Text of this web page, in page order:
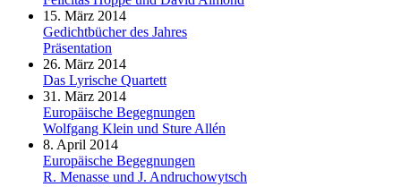
15. März 2014
Gedichtbücher des Jahres
Präsentation
26. März 2014
Das Lyrische Quartett
31. März 2014
Europäische Begegnungen
Wolfgang Klein und Sture Allén
8. April 2014
Europäische Begegnungen
R. Menasse und J. Andruchowytsch